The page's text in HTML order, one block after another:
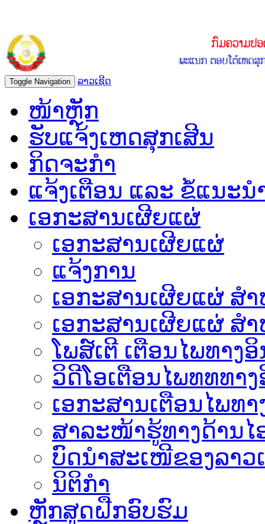
Toggle Navigation ລາວເຊີດ
ໜ້າຫຼັກ
ຮັບແຈ້ງເຫດສຸກເສີນ
ກິດຈະກຳ
ແຈ້ງເຕືອນ ແລະ ຂໍ້ແນະນ
ເອກະສານເຜີຍແຜ່
ເອກະສານເຜີຍແຜ່
ແຈ້ງການ
ເອກະສານເຜີຍແຜ່ ສ
ເອກະສານເຜີຍແຜ່ ສ
ໂພສ໌ເຕີ ເຕືອນໄພທາງອິ
ວິດີໂອເຕືອນໄພທທທາງ
ເອ​ກະ​ສານເຕືອນໄພທາ
ສາລະໜ້າຮູ້ທາງດ້ານໄ
ບົດນຳສະເໜີຂອງລາວ
ນິຕິກຳ
ຫຼັກສູດຝືກອົບຮົມ